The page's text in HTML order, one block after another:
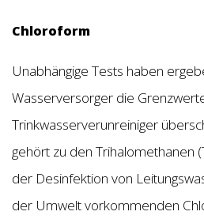
Chloroform
Unabhängige Tests haben
Wasserversorger die
Trinkwasserverunreiniger
gehört zu den Trihalomethanen
der Desinfektion von
der Umwelt vorkommenden